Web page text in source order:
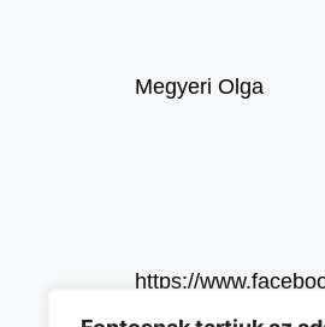
Megyeri Olga
https://